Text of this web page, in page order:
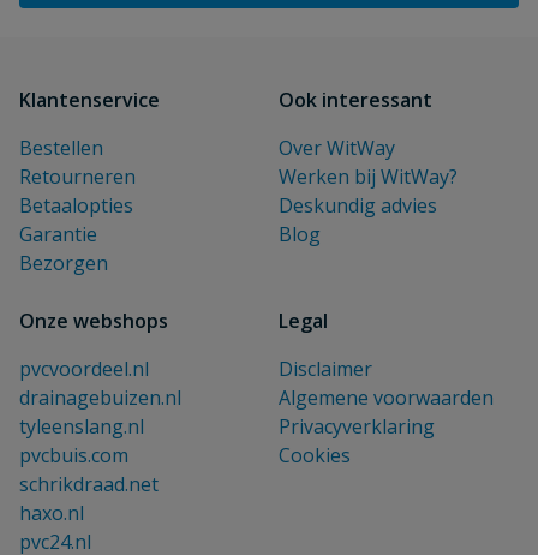
Klantenservice
Bestellen
Retourneren
Betaalopties
Garantie
Bezorgen
Ook interessant
Over WitWay
Werken bij WitWay?
Deskundig advies
Blog
Onze webshops
pvcvoordeel.nl
drainagebuizen.nl
tyleenslang.nl
pvcbuis.com
schrikdraad.net
haxo.nl
pvc24.nl
Legal
Disclaimer
Algemene voorwaarden
Privacyverklaring
Cookies